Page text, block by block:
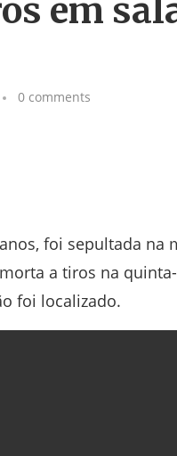
em
0 comments
foi sepultada na
a tiros na
foi localizado.